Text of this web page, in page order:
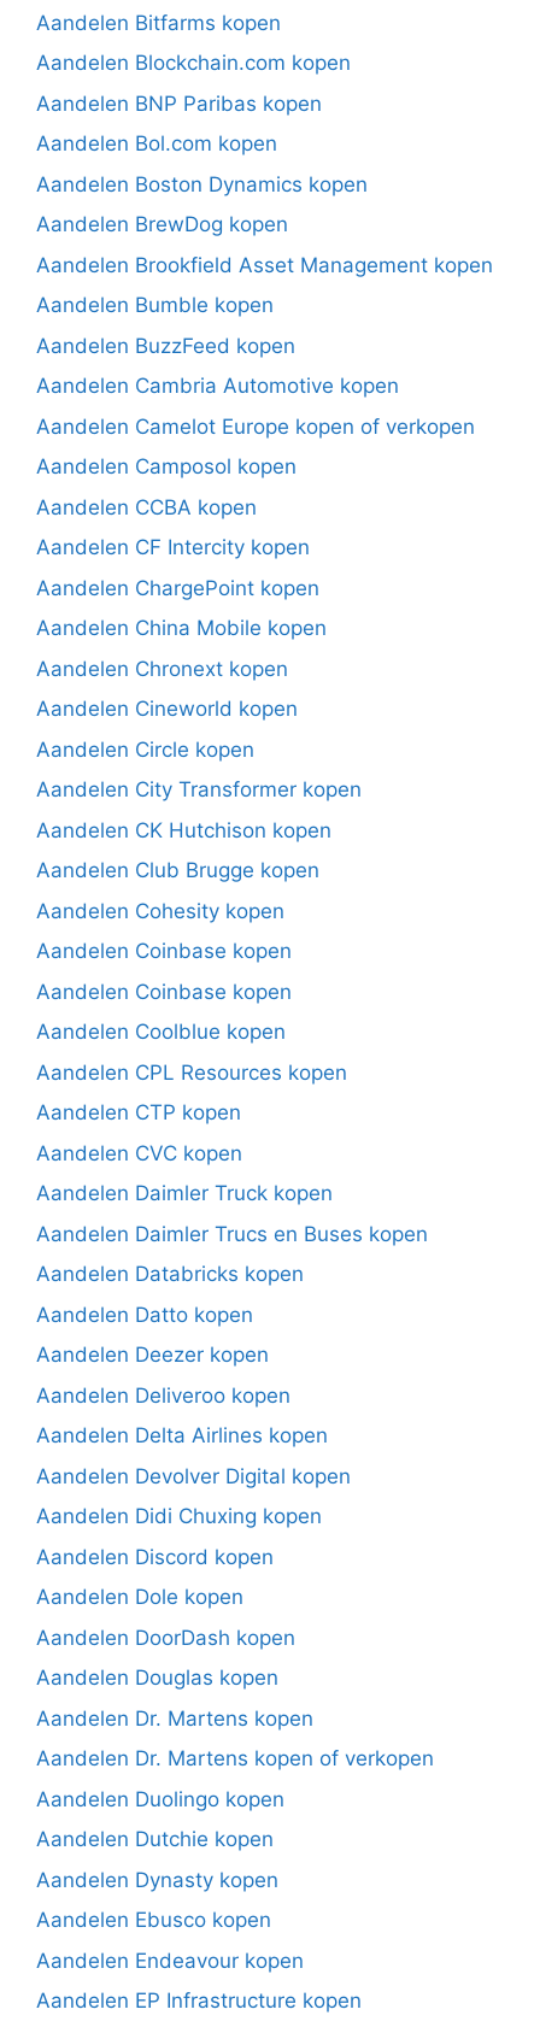
Aandelen Bitfarms kopen
Aandelen Blockchain.com kopen
Aandelen BNP Paribas kopen
Aandelen Bol.com kopen
Aandelen Boston Dynamics kopen
Aandelen BrewDog kopen
Aandelen Brookfield Asset Management kopen
Aandelen Bumble kopen
Aandelen BuzzFeed kopen
Aandelen Cambria Automotive kopen
Aandelen Camelot Europe kopen of verkopen
Aandelen Camposol kopen
Aandelen CCBA kopen
Aandelen CF Intercity kopen
Aandelen ChargePoint kopen
Aandelen China Mobile kopen
Aandelen Chronext kopen
Aandelen Cineworld kopen
Aandelen Circle kopen
Aandelen City Transformer kopen
Aandelen CK Hutchison kopen
Aandelen Club Brugge kopen
Aandelen Cohesity kopen
Aandelen Coinbase kopen
Aandelen Coinbase kopen
Aandelen Coolblue kopen
Aandelen CPL Resources kopen
Aandelen CTP kopen
Aandelen CVC kopen
Aandelen Daimler Truck kopen
Aandelen Daimler Trucs en Buses kopen
Aandelen Databricks kopen
Aandelen Datto kopen
Aandelen Deezer kopen
Aandelen Deliveroo kopen
Aandelen Delta Airlines kopen
Aandelen Devolver Digital kopen
Aandelen Didi Chuxing kopen
Aandelen Discord kopen
Aandelen Dole kopen
Aandelen DoorDash kopen
Aandelen Douglas kopen
Aandelen Dr. Martens kopen
Aandelen Dr. Martens kopen of verkopen
Aandelen Duolingo kopen
Aandelen Dutchie kopen
Aandelen Dynasty kopen
Aandelen Ebusco kopen
Aandelen Endeavour kopen
Aandelen EP Infrastructure kopen